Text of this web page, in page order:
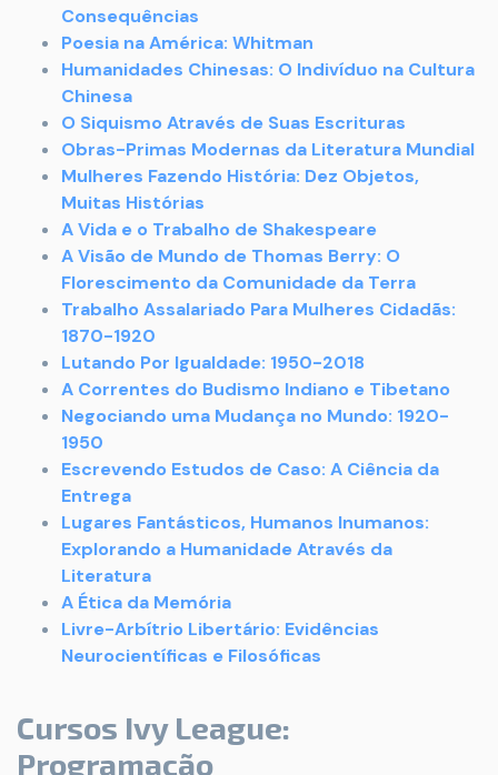
Consequências
Poesia na América: Whitman
Humanidades Chinesas: O Indivíduo na Cultura
Chinesa
O Siquismo Através de Suas Escrituras
Obras-Primas Modernas da Literatura Mundial
Mulheres Fazendo História: Dez Objetos,
Muitas Histórias
A Vida e o Trabalho de Shakespeare
A Visão de Mundo de Thomas Berry: O
Florescimento da Comunidade da Terra
Trabalho Assalariado Para Mulheres Cidadãs:
1870-1920
Lutando Por Igualdade: 1950-2018
A Correntes do Budismo Indiano e Tibetano
Negociando uma Mudança no Mundo: 1920-
1950
Escrevendo Estudos de Caso: A Ciência da
Entrega
Lugares Fantásticos, Humanos Inumanos:
Explorando a Humanidade Através da
Literatura
A Ética da Memória
Livre-Arbítrio Libertário: Evidências
Neurocientíficas e Filosóficas
Cursos Ivy League:
Programação